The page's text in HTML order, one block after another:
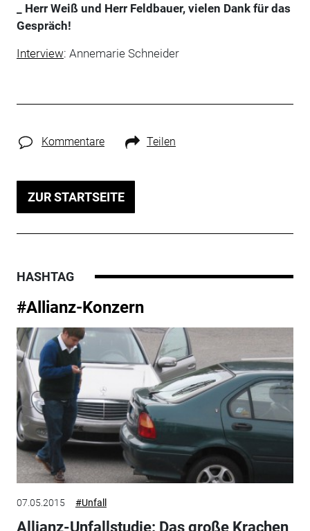
_ Herr Weiß und Herr Feldbauer, vielen Dank für das
Gespräch!
Interview: Annemarie Schneider
Kommentare Teilen
ZUR STARTSEITE
HASHTAG
#Allianz-Konzern
07.05.2015 #Unfall
Allianz-Unfallstudie: Das große Krachen